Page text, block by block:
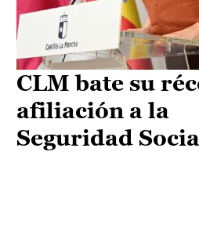
CLM bate su
afiliación a la
Seguridad